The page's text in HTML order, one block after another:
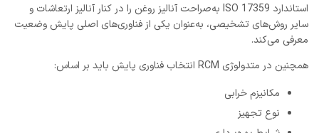
استاندارد ISO 17359 به‌صراحت آنالیز روغن را در کنار آنالیز ارتعاشات و
سایر روش‌های تشخیصی، به‌عنوان یکی از فناوری‌های اصلی پایش وضعیت
معرفی می‌کند.
همچنین در متدولوژی RCM انتخاب فناوری پایش باید بر اساس:
مکانیزم خرابی
نوع تجهیز